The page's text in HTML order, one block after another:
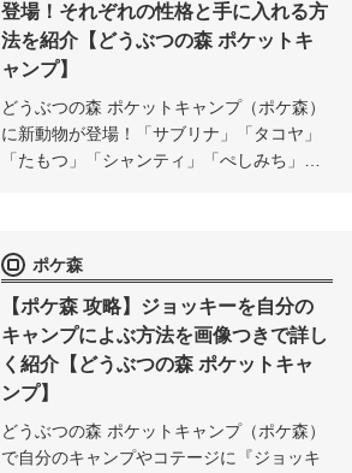
登場！それぞれの性格と手に入れる方
法を紹介【どうぶつの森 ポケットキ
ャンプ】
どうぶつの森 ポケットキャンプ（ポケ森）
に新動物が登場！「サブリナ」「タコヤ」
「たもつ」「シャンティ」「ぺしみち」
ポケ森
【ポケ森 攻略】ジョッキーを自分の
キャンプによぶ方法を画像つきで詳し
く紹介【どうぶつの森 ポケットキャ
ンプ】
どうぶつの森 ポケットキャンプ（ポケ森）
で自分のキャンプやコテージに『ジョッキ